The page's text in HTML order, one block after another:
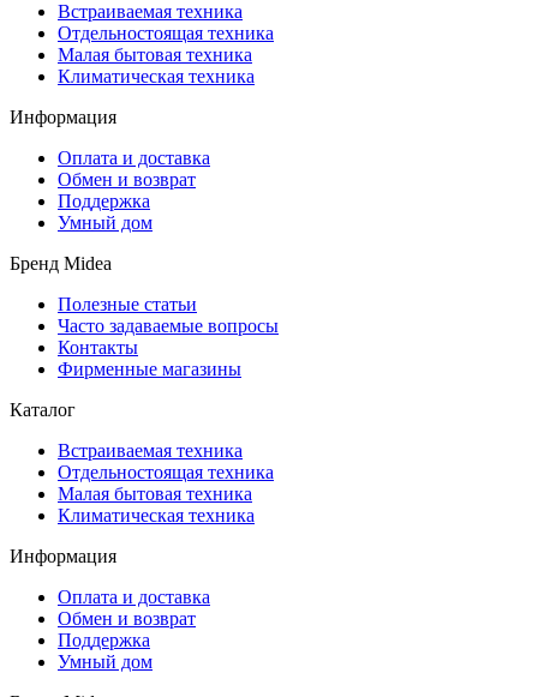
Встраиваемая техника
Отдельностоящая техника
Малая бытовая техника
Климатическая техника
Информация
Оплата и доставка
Обмен и возврат
Поддержка
Умный дом
Бренд Midea
Полезные статьи
Часто задаваемые вопросы
Контакты
Фирменные магазины
Каталог
Встраиваемая техника
Отдельностоящая техника
Малая бытовая техника
Климатическая техника
Информация
Оплата и доставка
Обмен и возврат
Поддержка
Умный дом